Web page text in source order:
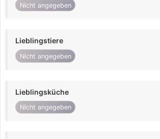
Nicht angegeben
Lieblingstiere
Nicht angegeben
Lieblingsküche
Nicht angegeben